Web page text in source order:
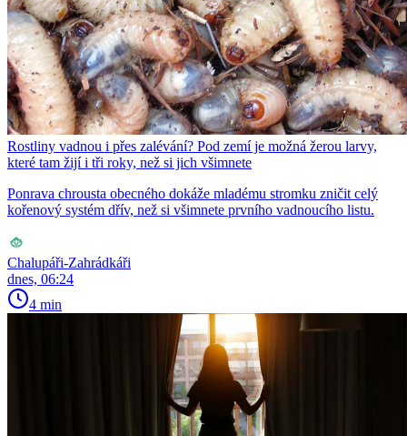
Rostliny vadnou i přes zalévání? Pod zemí je možná žerou larvy,
které tam žijí i tři roky, než si jich všimnete
Ponrava chrousta obecného dokáže mladému stromku zničit celý
kořenový systém dřív, než si všimnete prvního vadnoucího listu.
Chalupáři-Zahrádkáři
dnes, 06:24
4 min